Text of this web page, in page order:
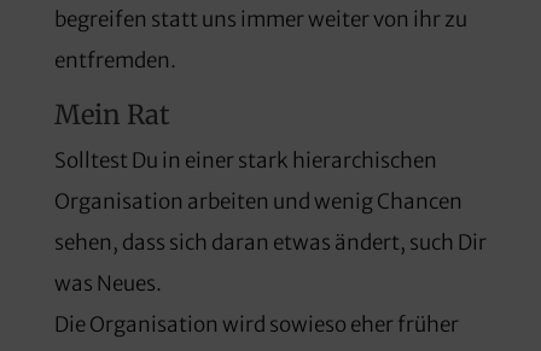
begreifen statt uns immer weiter von ihr zu
entfremden.
Mein Rat
Solltest Du in einer stark hierarchischen
Organisation arbeiten und wenig Chancen
sehen, dass sich daran etwas ändert, such Dir
was Neues.
Die Organisation wird sowieso eher früher